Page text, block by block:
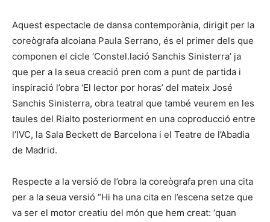
Aquest espectacle de dansa contemporània, dirigit per la
coreògrafa alcoiana Paula Serrano, és el primer dels que
componen el cicle ‘Constel.lació Sanchis Sinisterra’ ja
que per a la seua creació pren com a punt de partida i
inspiració l’obra ‘El lector por horas’ del mateix José
Sanchis Sinisterra, obra teatral que també veurem en les
taules del Rialto posteriorment en una coproducció entre
l’IVC, la Sala Beckett de Barcelona i el Teatre de l’Abadia
de Madrid.
Respecte a la versió de l’obra la coreògrafa pren una cita
per a la seua versió “Hi ha una cita en l’escena setze que
va ser el motor creatiu del món que hem creat: ‘quan